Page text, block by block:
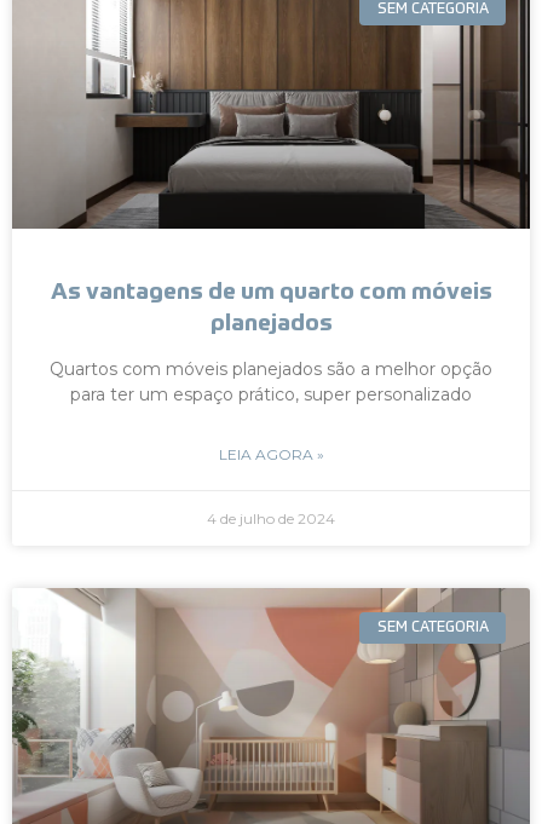
SEM CATEGORIA
As vantagens de um quarto com móveis
planejados
Quartos com móveis planejados são a melhor opção
para ter um espaço prático, super personalizado
LEIA AGORA »
4 de julho de 2024
SEM CATEGORIA